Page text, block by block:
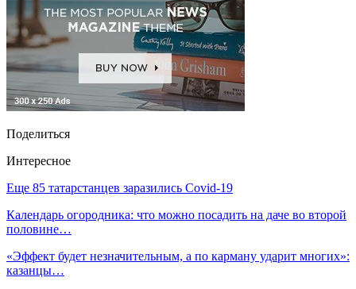
Поделиться
Интересное
Еще 85 татарстанцев заразились Covid-19
Календарь огородника: что можно посадить на даче во второй
половине…
«Эффект будет незначительным, а по карману ударит многих»:
казанцы…